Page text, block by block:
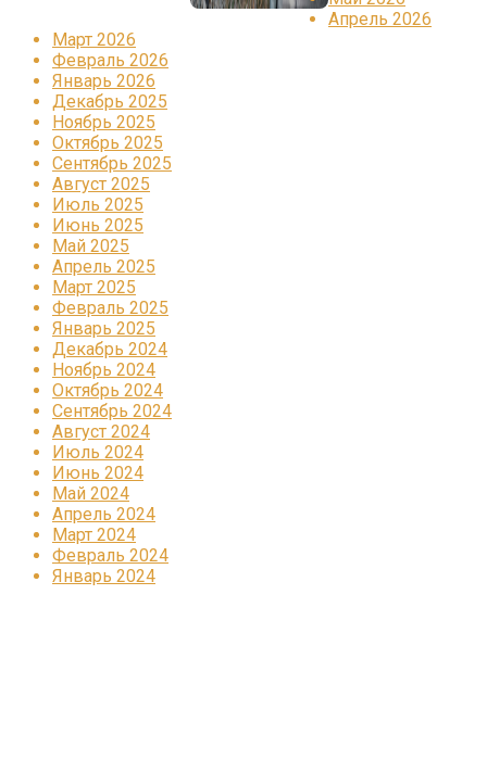
Апрель 2026
Март 2026
Февраль 2026
Январь 2026
Декабрь 2025
Ноябрь 2025
Октябрь 2025
Сентябрь 2025
Август 2025
Июль 2025
Июнь 2025
Май 2025
Апрель 2025
Март 2025
Февраль 2025
Январь 2025
Декабрь 2024
Ноябрь 2024
Октябрь 2024
Сентябрь 2024
Август 2024
Июль 2024
Июнь 2024
Май 2024
Апрель 2024
Март 2024
Февраль 2024
Январь 2024